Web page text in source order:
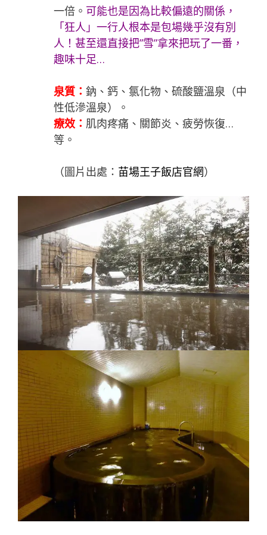
一倍。 可能也是因為比較偏遠的關係，
「狂人 」一行人根本是包場幾乎沒有別
人！甚至還直接把”雪”拿來把玩了一番，
趣味十足…
泉質： 鈉、鈣、氯化物、硫酸鹽溫泉（中
性低滲溫泉）。
療效： 肌肉疼痛、關節炎、疲勞恢復…
等。
（圖片出處： 苗場王子飯店官網）